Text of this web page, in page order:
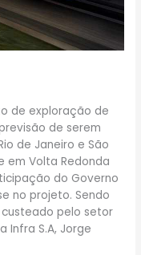
de exploração de
de serem
de Janeiro e São
em Volta Redonda
do Governo
no projeto. Sendo
pelo setor
Infra S.A, Jorge